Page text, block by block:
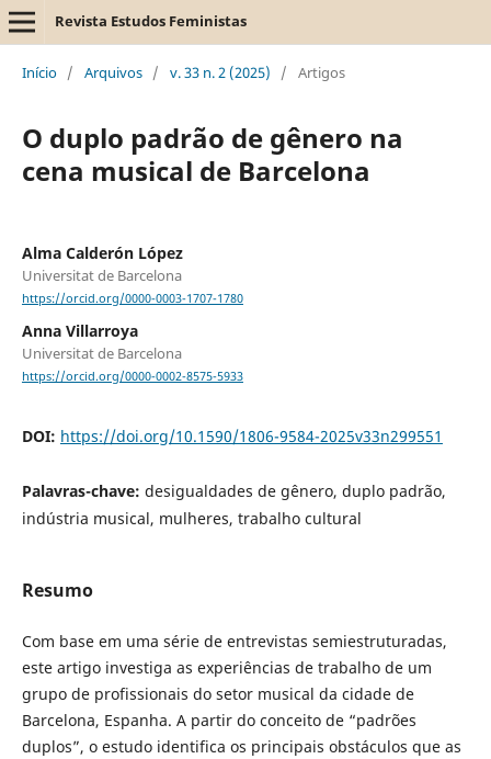
Revista Estudos Feministas
Início / Arquivos / v. 33 n. 2 (2025) / Artigos
O duplo padrão de gênero na
cena musical de Barcelona
Alma Calderón López
Universitat de Barcelona
https://orcid.org/0000-0003-1707-1780
Anna Villarroya
Universitat de Barcelona
https://orcid.org/0000-0002-8575-5933
DOI: https://doi.org/10.1590/1806-9584-2025v33n299551
Palavras-chave: desigualdades de gênero, duplo padrão,
indústria musical, mulheres, trabalho cultural
Resumo
Com base em uma série de entrevistas semiestruturadas,
este artigo investiga as experiências de trabalho de um
grupo de profissionais do setor musical da cidade de
Barcelona, Espanha. A partir do conceito de “padrões
duplos”, o estudo identifica os principais obstáculos que as